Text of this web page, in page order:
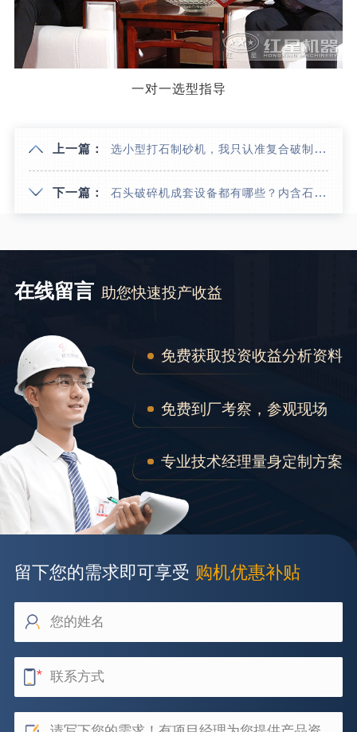
一对一选型指导
上一篇： 选小型打石制砂机，我只认准复合破制砂机，好用还便宜
下一篇： 石头破碎机成套设备都有哪些？内含石头破碎机生产的全过程视频
在线留言 助您快速投产收益
免费获取投资收益分析资料
免费到厂考察，参观现场
专业技术经理量身定制方案
留下您的需求即可享受 购机优惠补贴